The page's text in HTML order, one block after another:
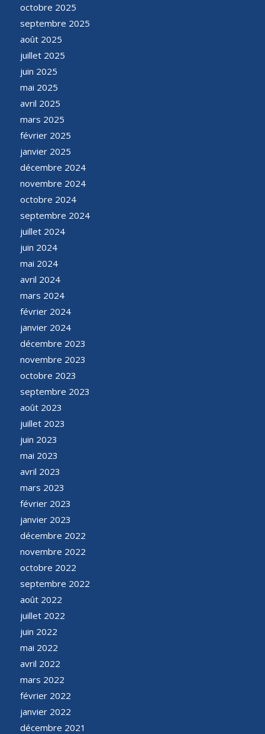
octobre 2025
septembre 2025
août 2025
juillet 2025
juin 2025
mai 2025
avril 2025
mars 2025
février 2025
janvier 2025
décembre 2024
novembre 2024
octobre 2024
septembre 2024
juillet 2024
juin 2024
mai 2024
avril 2024
mars 2024
février 2024
janvier 2024
décembre 2023
novembre 2023
octobre 2023
septembre 2023
août 2023
juillet 2023
juin 2023
mai 2023
avril 2023
mars 2023
février 2023
janvier 2023
décembre 2022
novembre 2022
octobre 2022
septembre 2022
août 2022
juillet 2022
juin 2022
mai 2022
avril 2022
mars 2022
février 2022
janvier 2022
décembre 2021